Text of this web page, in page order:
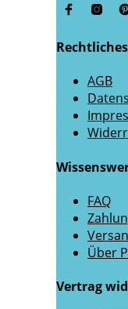
Rechtliches
AGB
FAQ
Über
Vertrag